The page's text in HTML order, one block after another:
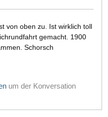
von oben zu. Ist wirklich toll
gemacht. 1900
Schorsch
um der Konversation